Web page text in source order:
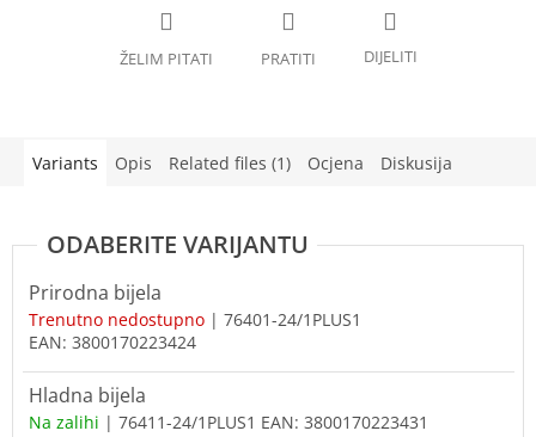
Variants Opis Related files (1) Ocjena Diskusija
Prirodna bijela
Trenutno nedostupno | 76401-24/1PLUS1
EAN: 3800170223424
Hladna bijela
Na zalihi | 76411-24/1PLUS1 EAN: 3800170223431